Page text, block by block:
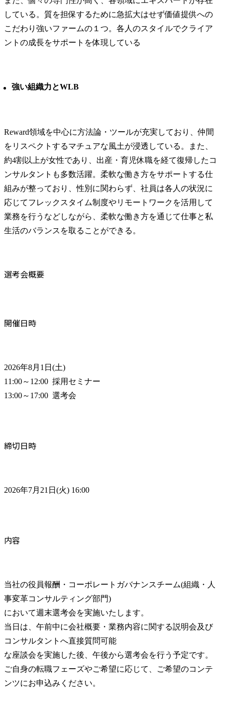
している。質を担保するために急拡大はせず価値提供への
こだわり強いファームの１つ。各人のスタイルでクライア
ントの成長をサポートを体現している
強い組織力とWLB
Reward領域を中心に方法論・ツールが充実しており、仲間
をリスペクトするマチュアな風土が浸透している。また、
約4割以上が女性であり、出産・育児休職を経て復帰したコ
ンサルタントも多数活躍。柔軟な働き方をサポートする仕
組みが整っており、性別に関わらず、社員は各人の状況に
応じてフレックスタイム制度やリモートワークを活用して
業務を行うなどしながら、柔軟な働き方を通じて仕事と私
生活のバランスを取ることができる。
選考会概要
開催日時
2026年8月1日(土)
11:00～12:00  採用セミナー
13:00～17:00  選考会
締切日時
2026年7月21日(火) 16:00
内容
当社の役員報酬・コーポレートガバナンスチーム(組織・人
事変革コンサルティング部門)
において週末選考会を実施いたします。
当日は、午前中に会社概要・業務内容に関する説明会及び
コンサルタントへ直接質問可能
な座談会を実施した後、午後から選考会を行う予定です。
ご自身の転職フェーズやご希望に応じて、ご希望のコンテ
ンツにお申込みください。